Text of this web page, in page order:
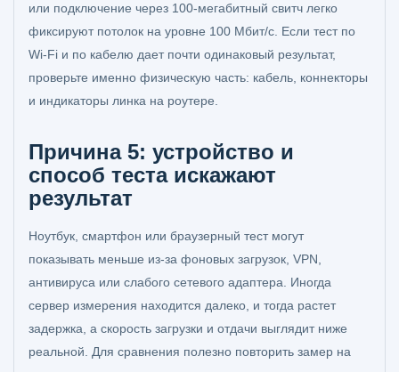
или подключение через 100-мегабитный свитч легко
фиксируют потолок на уровне 100 Мбит/с. Если тест по
Wi-Fi и по кабелю дает почти одинаковый результат,
проверьте именно физическую часть: кабель, коннекторы
и индикаторы линка на роутере.
Причина 5: устройство и
способ теста искажают
результат
Ноутбук, смартфон или браузерный тест могут
показывать меньше из-за фоновых загрузок, VPN,
антивируса или слабого сетевого адаптера. Иногда
сервер измерения находится далеко, и тогда растет
задержка, а скорость загрузки и отдачи выглядит ниже
реальной. Для сравнения полезно повторить замер на